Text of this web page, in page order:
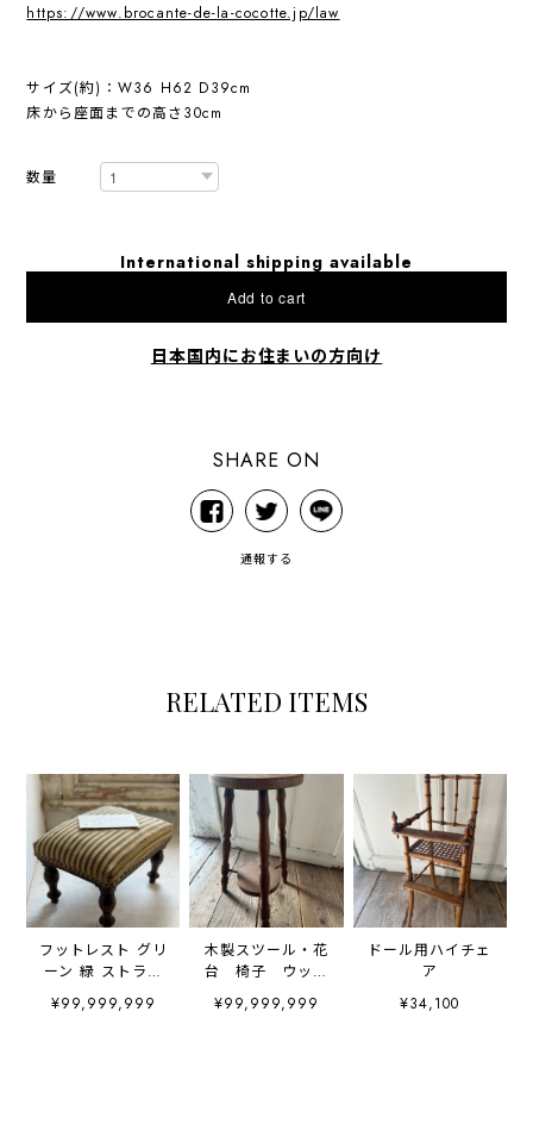
https://www.brocante-de-la-cocotte.jp/law
サイズ(約)：W36 H62 D39cm
床から座面までの高さ30cm
数量
International shipping available
Add to cart
日本国内にお住まいの方向け
SHARE ON
通報する
RELATED ITEMS
フットレスト グリ
ーン 緑 ストライ
プ オットマン
¥99,999,999
木製スツール・花
台 椅子 ウッド
スツール
¥99,999,999
ドール用ハイチェ
ア
¥34,100